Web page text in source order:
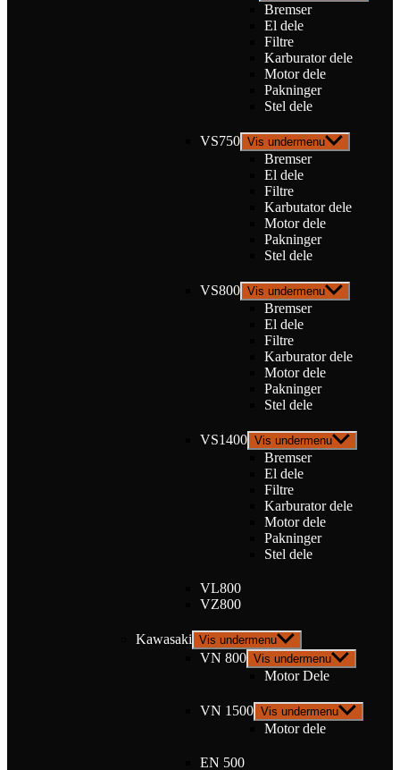
Bremser
El dele
Filtre
Karburator dele
Motor dele
Pakninger
Stel dele
VS750 Vis undermenu
Bremser
El dele
Filtre
Karbutator dele
Motor dele
Pakninger
Stel dele
VS800 Vis undermenu
Bremser
El dele
Filtre
Karburator dele
Motor dele
Pakninger
Stel dele
VS1400 Vis undermenu
Bremser
El dele
Filtre
Karburator dele
Motor dele
Pakninger
Stel dele
VL800
VZ800
Kawasaki Vis undermenu
VN 800 Vis undermenu
Motor Dele
VN 1500 Vis undermenu
Motor dele
EN 500